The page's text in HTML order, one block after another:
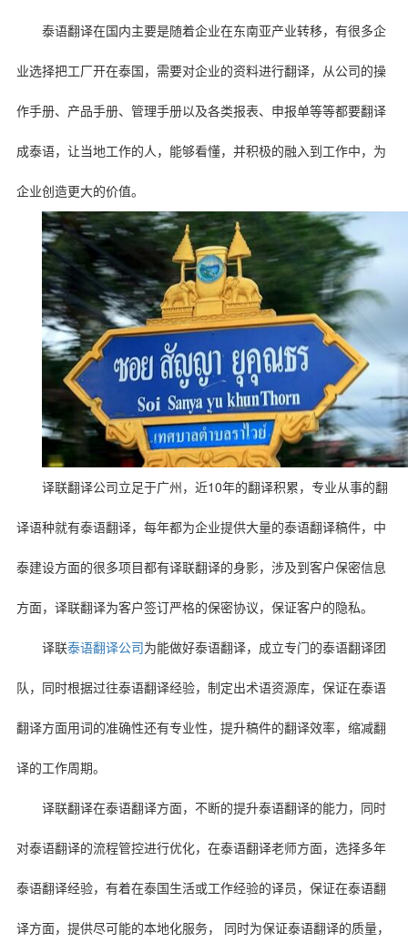
泰语翻译在国内主要是随着企业在东南亚产业转移，有很多企
业选择把工厂开在泰国，需要对企业的资料进行翻译，从公司的操
作手册、产品手册、管理手册以及各类报表、申报单等等都要翻译
成泰语，让当地工作的人，能够看懂，并积极的融入到工作中，为
企业创造更大的价值。
译联翻译公司立足于广州，近10年的翻译积累，专业从事的翻
译语种就有泰语翻译，每年都为企业提供大量的泰语翻译稿件，中
泰建设方面的很多项目都有译联翻译的身影，涉及到客户保密信息
方面，译联翻译为客户签订严格的保密协议，保证客户的隐私。
译联泰语翻译公司 为能做好泰语翻译，成立专门的泰语翻译团
队，同时根据过往泰语翻译经验，制定出术语资源库，保证在泰语
翻译方面用词的准确性还有专业性，提升稿件的翻译效率，缩减翻
译的工作周期。
译联翻译在泰语翻译方面，不断的提升泰语翻译的能力，同时
对泰语翻译的流程管控进行优化，在泰语翻译老师方面，选择多年
泰语翻译经验，有着在泰国生活或工作经验的译员，保证在泰语翻
译方面，提供尽可能的本地化服务， 同时为保证泰语翻译的质量，